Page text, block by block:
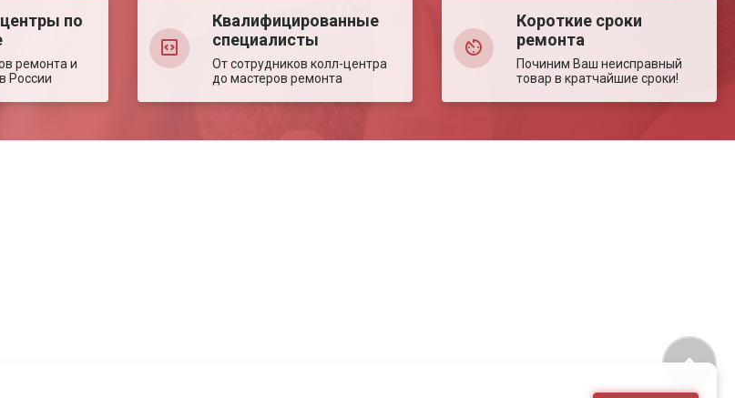
по
ремонта и
России
Квалифицированные
специалисты
От сотрудников колл-центра
до мастеров ремонта
Короткие сроки
ремонта
Починим Ваш неисправный
товар в кратчайшие сроки!